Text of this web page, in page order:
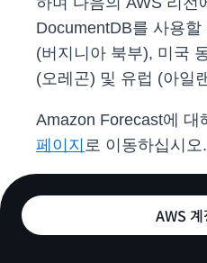
DocumentDB를 사용
(버지니아 북부), 미국
(오레곤) 및 유럽 (아일
Amazon Forecast에 대
페이지 로 이동하십시오.
AWS